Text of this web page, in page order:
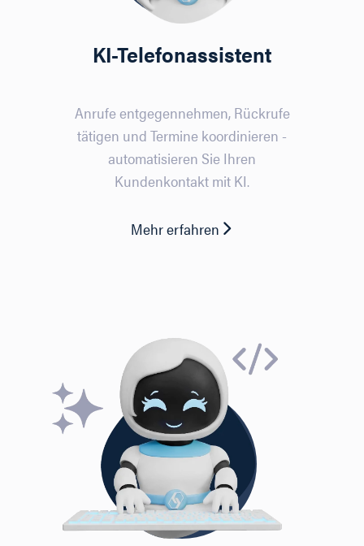
KI-Telefonassistent
Anrufe entgegennehmen, Rückrufe
tätigen und Termine koordinieren -
automatisieren Sie Ihren
Kundenkontakt mit KI.
Mehr erfahren